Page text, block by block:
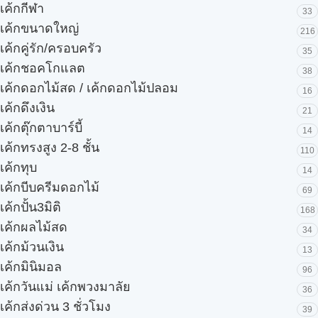
เค้กกีฬา 33
เค้กขนาดใหญ่ 216
เค้กคู่รัก/ครอบครัว 35
เค้กชอคโกแลต 38
เค้กดอกไม้สด / เค้กดอกไม้ปลอม 16
เค้กดึงเงิน 21
เค้กตุ๊กตาบาร์บี้ 14
เค้กทรงสูง 2-8 ชั้น 110
เค้กทุบ 14
เค้กบีบครีมดอกไม้ 69
เค้กปั้น3มิติ 168
เค้กผลไม้สด 34
เค้กม้วนเงิน 13
เค้กมินิมอล 96
เค้กวันแม่ เค้กพวงมาลัย 36
เค้กส่งด่วน 3 ชั่วโมง 39